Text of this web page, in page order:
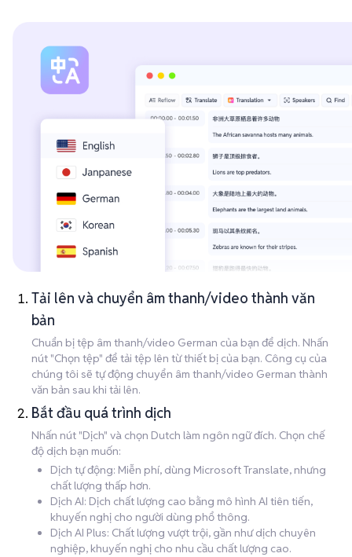
Tải lên và chuyển âm thanh/video thành văn
bản
Chuẩn bị tệp âm thanh/video German của bạn để dịch. Nhấn
nút "Chọn tệp" để tải tệp lên từ thiết bị của bạn. Công cụ của
chúng tôi sẽ tự động chuyển âm thanh/video German thành
văn bản sau khi tải lên.
Bắt đầu quá trình dịch
Nhấn nút "Dịch" và chọn Dutch làm ngôn ngữ đích. Chọn chế
độ dịch bạn muốn:
Dịch tự động: Miễn phí, dùng Microsoft Translate, nhưng
chất lượng thấp hơn.
Dịch AI: Dịch chất lượng cao bằng mô hình AI tiên tiến,
khuyến nghị cho người dùng phổ thông.
Dịch AI Plus: Chất lượng vượt trội, gần như dịch chuyên
nghiệp, khuyến nghị cho nhu cầu chất lượng cao.